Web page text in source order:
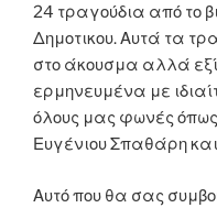
24 τραγούδια από το
Δημοτικου. Αυτά τα
στο άκουσμα αλλά
ερμηνευμένα με
όλους μας φωνές
Ευγένιου Σπαθάρη
Αυτό που θα σας